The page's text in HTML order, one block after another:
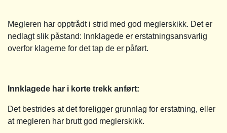
Megleren har opptrådt i strid med god meglerskikk. Det er
nedlagt slik påstand: Innklagede er erstatningsansvarlig
overfor klagerne for det tap de er påført.
Innklagede har i korte trekk anført:
Det bestrides at det foreligger grunnlag for erstatning, eller
at megleren har brutt god meglerskikk.